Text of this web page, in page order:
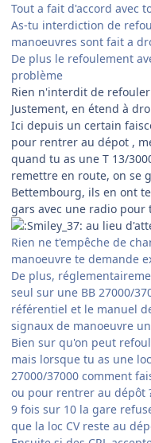
Tout a fait d'accord avec
As-tu interdiction de
manoeuvres sont fait a
De plus le refoulement
problème
Rien n'interdit de
Justement, en étend à
Ici depuis un certain
pour rentrer au dépot ,
quand tu as une T 13/
remettre en route, on se
Bettembourg, ils en ont
gars avec une radio
au lieu
Rien ne t'empêche de
manoeuvre te demande
De plus,
seul sur une BB 27000/
référentiel et le manuel
signaux de manoeuvre
Bien sur qu'on peut
mais lorsque tu as une
27000/37000 comment
ou pour rentrer au dépôt
9 fois sur 10 la gare
que la loc CV reste au